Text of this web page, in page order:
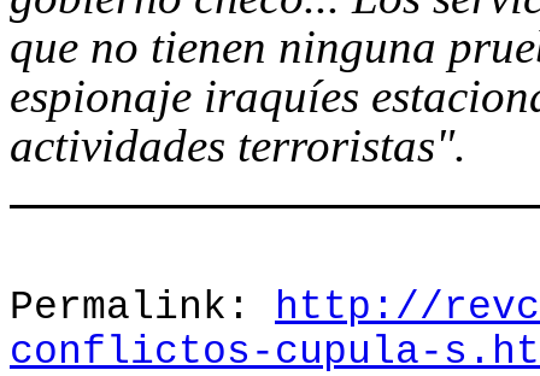
que no tienen ninguna
espionaje iraquíes
actividades terroristas".
Permalink: http://
conflictos-cupula-